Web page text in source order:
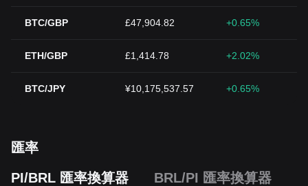
BTC/GBP £47,904.82 +0.65%
ETH/GBP £1,414.78 +2.02%
BTC/JPY ¥10,175,537.57 +0.65%
匯率
PI/BRL 匯率換算器
BRL/PI 匯率換算器